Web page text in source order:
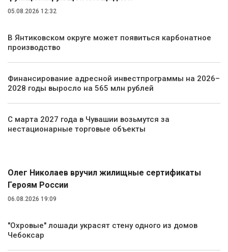
05.08.2026 12:32
В Янтиковском округе может появиться карбонатное
производство
Финансирование адресной инвестпрограммы на 2026–
2028 годы выросло на 565 млн рублей
С марта 2027 года в Чувашии возьмутся за
нестационарные торговые объекты
Олег Николаев вручил жилищные сертификаты
Героям России
06.08.2026 19:09
"Охровые" лошади украсят стену одного из домов
Чебоксар